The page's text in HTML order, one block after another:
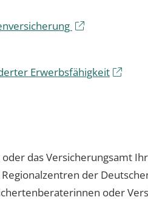
Erwerbsfähigkeit
das Versicherungsamt
der
oder